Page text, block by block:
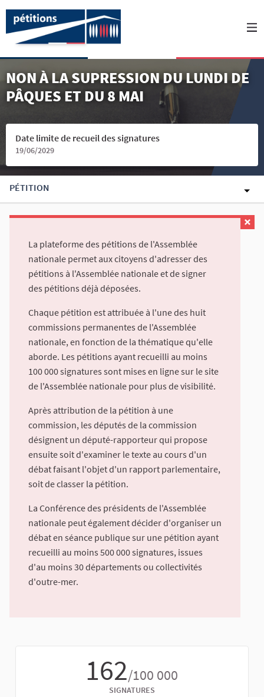
NON À LA SUPRESSION DU LUNDI DE
PÂQUES ET DU 8 MAI
Date limite de recueil des signatures
19/06/2029
PÉTITION
La plateforme des pétitions de l'Assemblée
nationale permet aux citoyens d'adresser des
pétitions à l'Assemblée nationale et de signer
des pétitions déjà déposées.
Chaque pétition est attribuée à l'une des huit
commissions permanentes de l'Assemblée
nationale, en fonction de la thématique qu'elle
aborde. Les pétitions ayant recueilli au moins
100 000 signatures sont mises en ligne sur le site
de l'Assemblée nationale pour plus de visibilité.
Après attribution de la pétition à une
commission, les députés de la commission
désignent un député-rapporteur qui propose
ensuite soit d'examiner le texte au cours d'un
débat faisant l'objet d'un rapport parlementaire,
soit de classer la pétition.
La Conférence des présidents de l'Assemblée
nationale peut également décider d'organiser un
débat en séance publique sur une pétition ayant
recueilli au moins 500 000 signatures, issues
d'au moins 30 départements ou collectivités
d'outre-mer.
162/100 000
SIGNATURES